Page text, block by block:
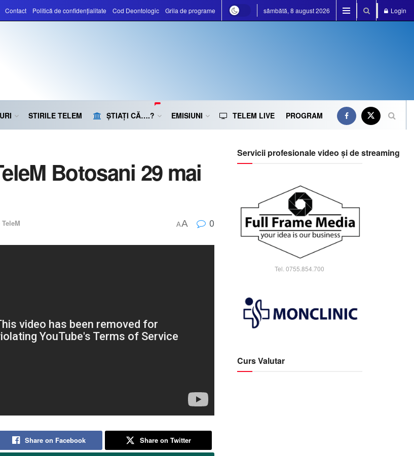
Contact Politică de confidențialitate Cod Deontologic Grila de programe sâmbătă, 8 august 2026 Login
STIRILE TELEM ȘTIAȚI CĂ….? EMISIUNI TELEM LIVE PROGRAM
Botosani 29 mai
AA 0
Share on Facebook Share on Twitter
Servicii profesionale video și de streaming
Tel. 0755.854.700
Curs Valutar